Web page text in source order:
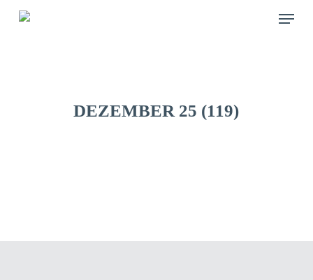
Skip
Menu
DEZEMBER 25 (119)